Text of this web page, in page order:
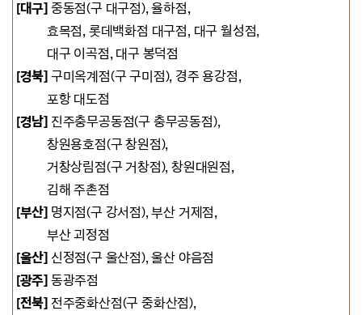
[대구] 중동점(구 대구점),율하점,
효목점, 롯데백화점 대구점, 대구 월성점,
대구 이곡점, 대구 봉덕점
[경북] 구미옥계점(구 구미점), 경주 용강점,
포항 대도점
[경남] 진주충무공동점(구 충무공동점),
창원용호점(구 창원점),
거창상림점(구 거창점), 창원대원점,
김해 주촌점
[부산] 명지점(구 강서점), 부산 거제점,
부산 괴정점
[울산] 신정점(구 울산점), 울산 야음점
[광주] 동광주점
[전북] 전주중화산점(구 중화산점),